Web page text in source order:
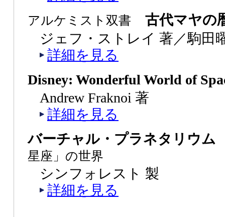
アルケミスト双書
古代マヤの
ジェフ・ストレイ 著／駒田
詳細を見る
Disney: Wonderful World of
Andrew Fraknoi 著
詳細を見る
バーチャル・プラネタリウ
星座」の世界
シンフォレスト 製
詳細を見る